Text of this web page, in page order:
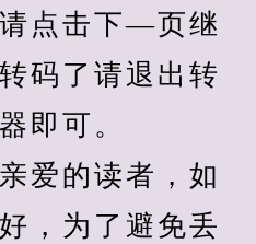
点击下—页继
码了请退出转
即可。
的读者，如
，为了避免丢